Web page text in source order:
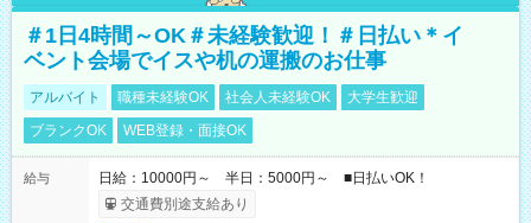
＃1日4時間～OK＃未経験歓迎！＃日払い＊イ
ベント会場でイスや机の運搬のお仕事
アルバイト 職種未経験OK 社会人未経験OK
大学生歓迎
ブランクOK
WEB登録・面接OK
給与
日給：10000円～ 半日：5000円～ ■日払いOK！
交通費別途支給あり